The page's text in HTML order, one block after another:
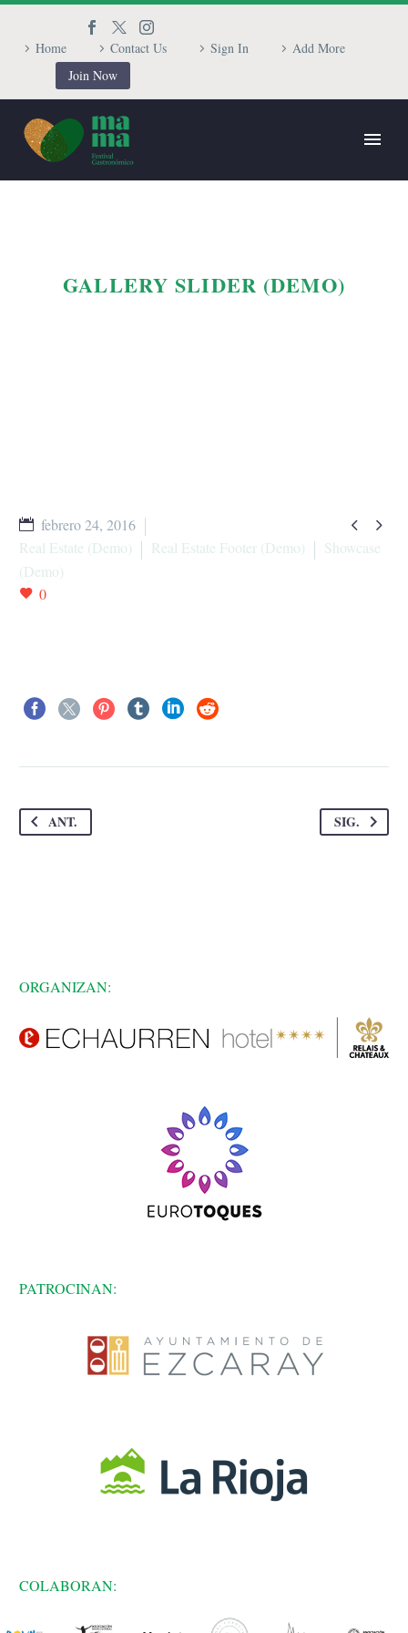
Home Contact Us Sign In
Add More
Join Now
GALLERY SLIDER (DEMO)
 
febrero 24, 2016
Real Estate (Demo)
Real Estate Footer (Demo)
Showcase
(Demo)
0
ANT. SIG.
ORGANIZAN:
PATROCINAN:
COLABORAN: